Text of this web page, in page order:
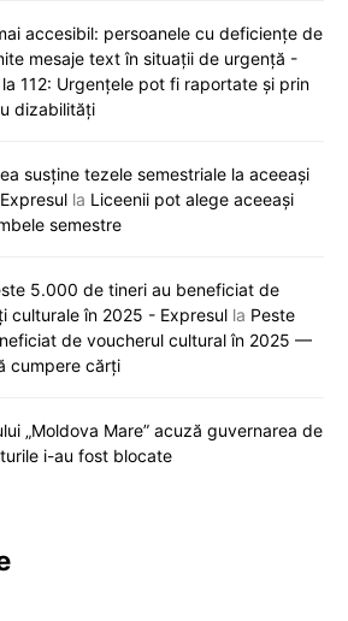
accesibil: persoanele cu deficiențe de
mesaje text în situații de urgență -
la 112: Urgențele pot fi raportate și prin
dizabilități
susține tezele semestriale la aceeași
la Liceenii pot alege aceeași
semestre
5.000 de tineri au beneficiat de
culturale în 2025 - Expresul la Peste
de voucherul cultural în 2025 —
cumpere cărți
„Moldova Mare” acuză guvernarea de
i-au fost blocate